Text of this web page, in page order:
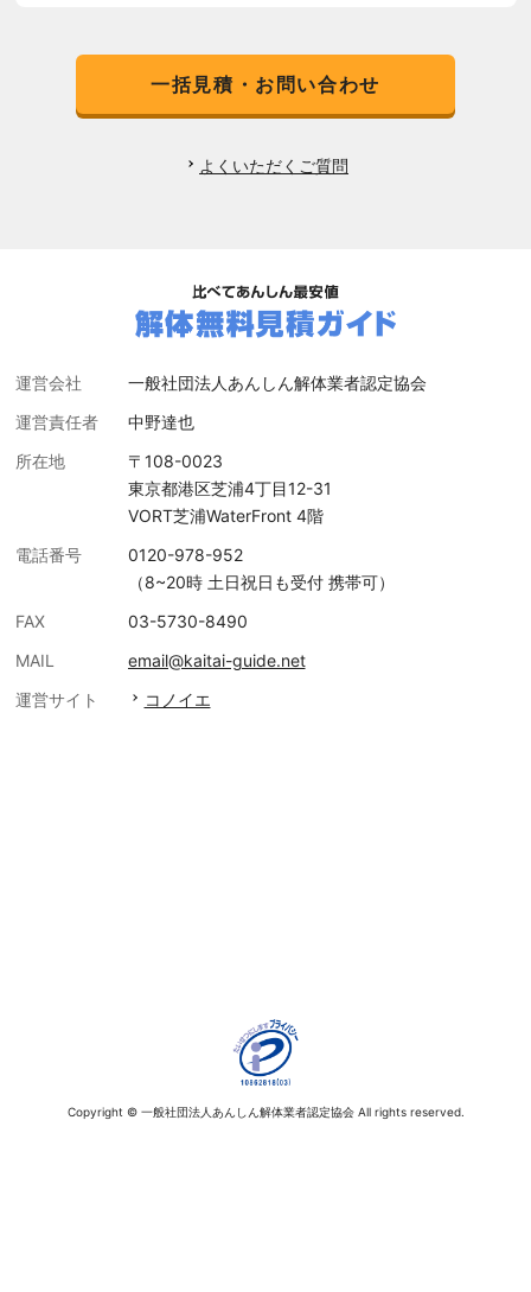
一括見積・お問い合わせ
よくいただくご質問
運営会社
一般社団法人あんしん解体業者認定協会
運営責任者
中野達也
所在地
〒108-0023
東京都港区芝浦4丁目12-31
VORT芝浦WaterFront 4階
電話番号
0120-978-952
（8~20時 土日祝日も受付 携帯可）
FAX
03-5730-8490
MAIL
email@kaitai-guide.net
運営サイト
コノイエ
Copyright © 一般社団法人あんしん解体業者認定協会 All rights reserved.